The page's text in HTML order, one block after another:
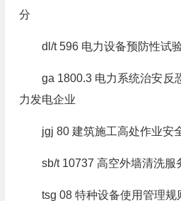
分
dl/t 596 电力设备预防性试
ga 1800.3 电力系统治安反
力发电企业
jgj 80 建筑施工高处作业安
sb/t 10737 高空外墙清洗服
tsg 08 特种设备使用管理规